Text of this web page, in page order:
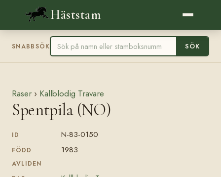
Häststam
SNABBSÖK SÖK
Raser › Kallblodig Travare
Spentpila (NO)
ID N-83-0150
FÖDD 1983
AVLIDEN